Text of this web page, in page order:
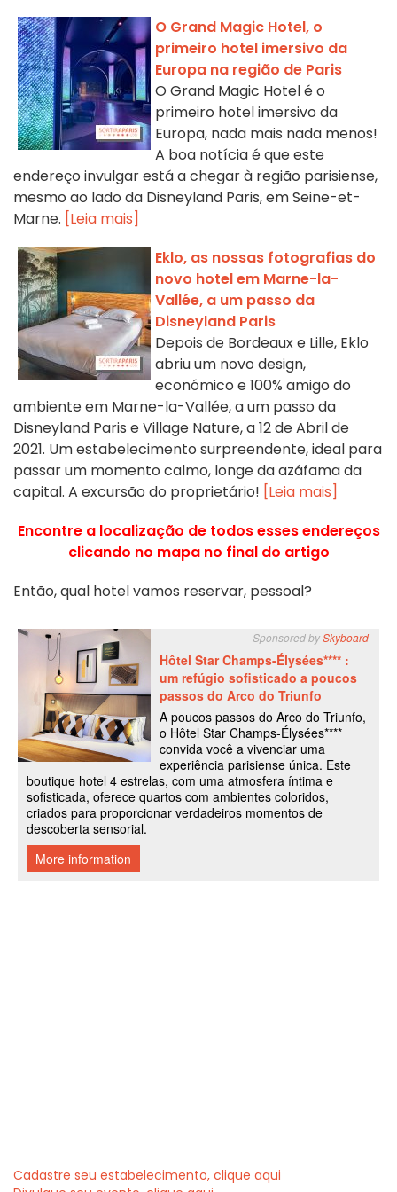
O Grand Magic Hotel, o
primeiro hotel imersivo da
Europa na região de Paris
O Grand Magic Hotel é o
primeiro hotel imersivo da
Europa, nada mais nada menos!
A boa notícia é que este
endereço invulgar está a chegar à região parisiense,
mesmo ao lado da Disneyland Paris, em Seine-et-
Marne. [Leia mais]
Eklo, as nossas fotografias do
novo hotel em Marne-la-
Vallée, a um passo da
Disneyland Paris
Depois de Bordeaux e Lille, Eklo
abriu um novo design,
económico e 100% amigo do
ambiente em Marne-la-Vallée, a um passo da
Disneyland Paris e Village Nature, a 12 de Abril de
2021. Um estabelecimento surpreendente, ideal para
passar um momento calmo, longe da azáfama da
capital. A excursão do proprietário! [Leia mais]
Encontre a localização de todos esses endereços
clicando no mapa no final do artigo
Então, qual hotel vamos reservar, pessoal?
Cadastre seu estabelecimento, clique aqui